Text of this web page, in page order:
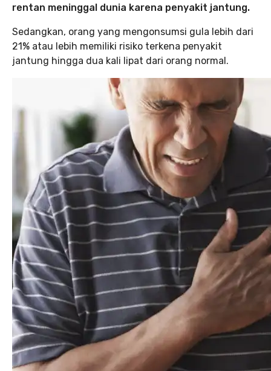
rentan meninggal dunia karena penyakit jantung.
Sedangkan, orang yang mengonsumsi gula lebih dari
21% atau lebih memiliki risiko terkena penyakit
jantung hingga dua kali lipat dari orang normal.